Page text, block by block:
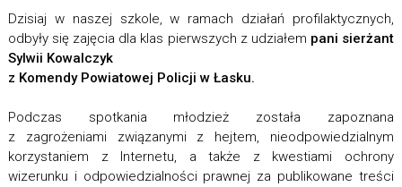
Dzisiaj w naszej szkole, w ramach działań profilaktycznych,
odbyły się zajęcia dla klas pierwszych z udziałem pani sierżant
Sylwii Kowalczyk
z Komendy Powiatowej Policji w Łasku.
Podczas spotkania młodzież została zapoznana
z zagrożeniami związanymi z hejtem, nieodpowiedzialnym
korzystaniem z Internetu, a także z kwestiami ochrony
wizerunku i odpowiedzialności prawnej za publikowane treści